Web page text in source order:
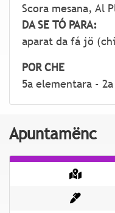
Scora mesana, Al
DA SE TÓ PARA:
aparat da fá jö
POR CHE
5a elementara -
Apuntamënc